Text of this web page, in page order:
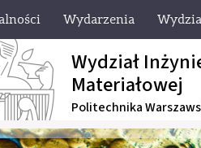
Wydarzenia
Wydział
Materiałowej
Politechnika